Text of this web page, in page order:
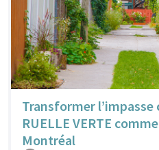
Transformer
RUELLE VERTE
Montréal